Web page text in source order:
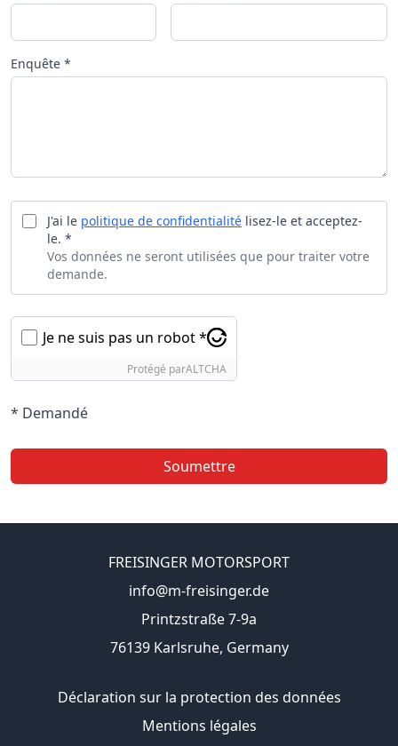
Enquête *
J'ai le politique de confidentialité lisez-le et acceptez-
le. *
Vos données ne seront utilisées que pour traiter votre
demande.
Je ne suis pas un robot *
Protégé parALTCHA
* Demandé
Soumettre
FREISINGER MOTORSPORT
info@m-freisinger.de
Printzstraße 7-9a
76139 Karlsruhe, Germany
Déclaration sur la protection des données
Mentions légales